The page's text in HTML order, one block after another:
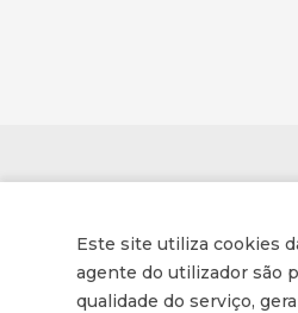
Este site utiliza cookies
agente do utilizador são
qualidade do serviço,
Associação de
Av. Conselheiro Barjona